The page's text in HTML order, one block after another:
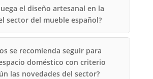
el diseño artesanal en la
sector del mueble español?
se recomienda seguir para
doméstico con criterio
las novedades del sector?